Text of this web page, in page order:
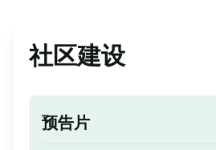
社区建设
预告片